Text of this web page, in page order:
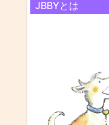
JBBYとは